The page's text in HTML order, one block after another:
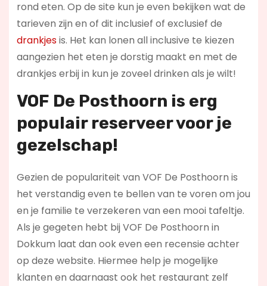
rond eten. Op de site kun je even bekijken wat de
tarieven zijn en of dit inclusief of exclusief de
drankjesis. Het kan lonen all inclusive te kiezen
aangezien het eten je dorstig maakt en met de
drankjes erbij in kun je zoveel drinken als je wilt!
VOF De Posthoorn is erg
populair reserveer voor je
gezelschap!
Gezien de populariteit van VOF De Posthoorn is
het verstandig even te bellen van te voren om jou
en je familie te verzekeren van een mooi tafeltje.
Als je gegeten hebt bij VOF De Posthoorn in
Dokkum laat dan ook even een recensie achter
op deze website. Hiermee help je mogelijke
klanten en daarnaast ook het restaurant zelf